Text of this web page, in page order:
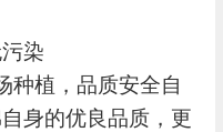
染
种植，品质安全自
身的优良品质，更